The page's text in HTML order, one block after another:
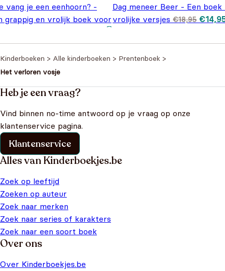
vang je een eenhoorn? -
grappig en vrolijk boek voor
Dag meneer Beer - Een boek
vrolijke versjes €18,95 prijs
€
Kinderboeken > Alle kinderboeken > Prentenboek >
Het verloren vosje
Heb je een vraag?
Vind binnen no-time antwoord op je vraag op onze
klantenservice pagina.
Klantenservice
Alles van Kinderboekjes.be
Zoek op leeftijd
Zoeken op auteur
Zoek naar merken
Zoek naar series of karakters
Zoek naar een soort boek
Over ons
Over Kinderboekjes.be